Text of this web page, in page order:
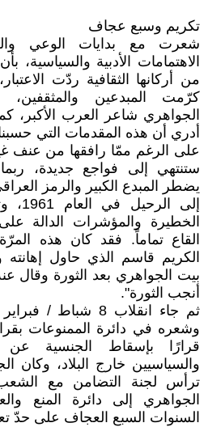
تكريم وسبع عجاف
شعرت مع بدايات الوعي
الاهتمامات الأدبية والسياسية،
من أركانها الثقافية ردّت
كرّمت المبدعين
الجواهري شاعر العرب الأكبر،
أدري أن هذه المقدمات التي حسبنا
على الرغم ممّا رافقها من عنف
ستنتهي إلى فواجع جديدة،
يضطر المبدع الكبير والرمز
إلى
الخطيرة والمؤشرات الدالة
القاع تماماً. فقد كان هذه
الكريم قاسم الذي حاول إهانته
بيت الجواهري بعد الثورة وقال
أنجب الثورة".
وشعره في دائرة الممنوعات
قرارًا بإسقاط الجنسية
والسياسيين خارج البلاد، وكان
ترأس لجنة التضامن مع
الجواهري إلى دائرة المنع
السنوات السبع العجاف على حدّ